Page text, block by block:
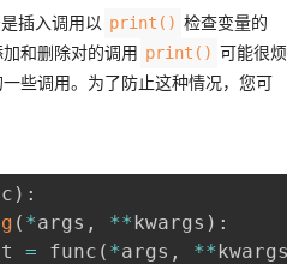
插入调用以 print() 检查变量的
和删​​除对的调用 print() 可能很烦
些调用。为了防止这种情况，您可
) :
( *args , **kwargs ) :
= func ( *args , **kwargs